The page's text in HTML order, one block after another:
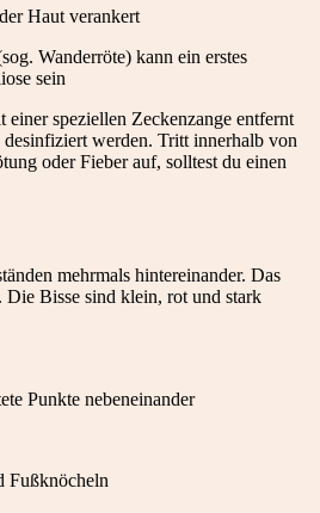
Haut verankert
Wanderröte) kann ein erstes
sein
speziellen Zeckenzange entfernt
werden. Tritt innerhalb von
oder Fieber auf, solltest du einen
mehrmals hintereinander. Das
Die Bisse sind klein, rot und stark
Punkte nebeneinander
Fußknöcheln